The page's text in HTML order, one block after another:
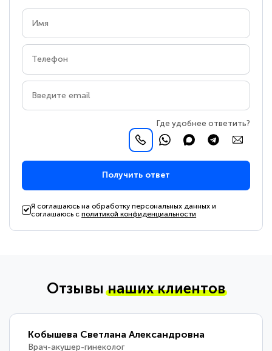
Где удобнее ответить?
Получить ответ
Я соглашаюсь на обработку персональных данных и
соглашаюсь сполитикой конфиденциальности
Отзывынаших клиентов
Кобышева Светлана Александровна
Врач-акушер-гинеколог